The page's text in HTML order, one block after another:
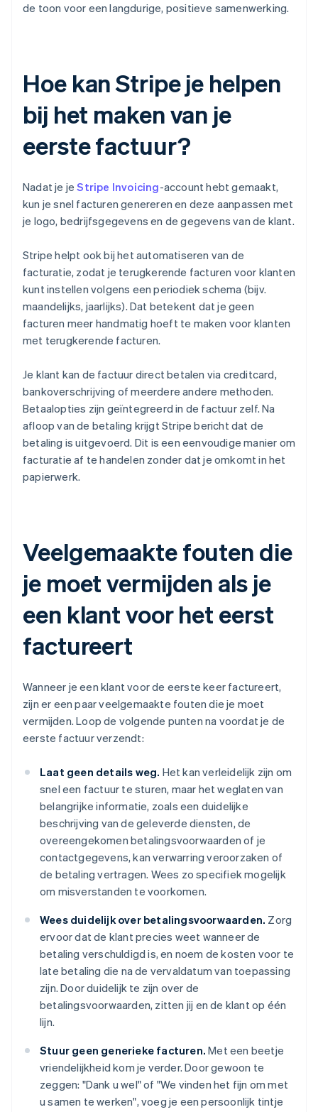
de toon voor een langdurige, positieve samenwerking.
Hoe kan Stripe je helpen
bij het maken van je
eerste factuur?
Nadat je jeStripe Invoicing-account hebt gemaakt,
kun je snel facturen genereren en deze aanpassen met
je logo, bedrijfsgegevens en de gegevens van de klant.
Stripe helpt ook bij het automatiseren van de
facturatie, zodat je terugkerende facturen voor klanten
kunt instellen volgens een periodiek schema (bijv.
maandelijks, jaarlijks). Dat betekent dat je geen
facturen meer handmatig hoeft te maken voor klanten
met terugkerende facturen.
Je klant kan de factuur direct betalen via creditcard,
bankoverschrijving of meerdere andere methoden.
Betaalopties zijn geïntegreerd in de factuur zelf. Na
afloop van de betaling krijgt Stripe bericht dat de
betaling is uitgevoerd. Dit is een eenvoudige manier om
facturatie af te handelen zonder dat je omkomt in het
papierwerk.
Veelgemaakte fouten die
je moet vermijden als je
een klant voor het eerst
factureert
Wanneer je een klant voor de eerste keer factureert,
zijn er een paar veelgemaakte fouten die je moet
vermijden. Loop de volgende punten na voordat je de
eerste factuur verzendt:
Laat geen details weg. Het kan verleidelijk zijn om
snel een factuur te sturen, maar het weglaten van
belangrijke informatie, zoals een duidelijke
beschrijving van de geleverde diensten, de
overeengekomen betalingsvoorwaarden of je
contactgegevens, kan verwarring veroorzaken of
de betaling vertragen. Wees zo specifiek mogelijk
om misverstanden te voorkomen.
Wees duidelijk over betalingsvoorwaarden. Zorg
ervoor dat de klant precies weet wanneer de
betaling verschuldigd is, en noem de kosten voor te
late betaling die na de vervaldatum van toepassing
zijn. Door duidelijk te zijn over de
betalingsvoorwaarden, zitten jij en de klant op één
lijn.
Stuur geen generieke facturen. Met een beetje
vriendelijkheid kom je verder. Door gewoon te
zeggen: "Dank u wel" of "We vinden het fijn om met
u samen te werken", voeg je een persoonlijk tintje